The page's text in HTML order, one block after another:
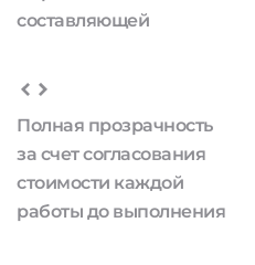
составляющей
Полная прозрачность
за счет согласования
стоимости каждой
работы до выполнения